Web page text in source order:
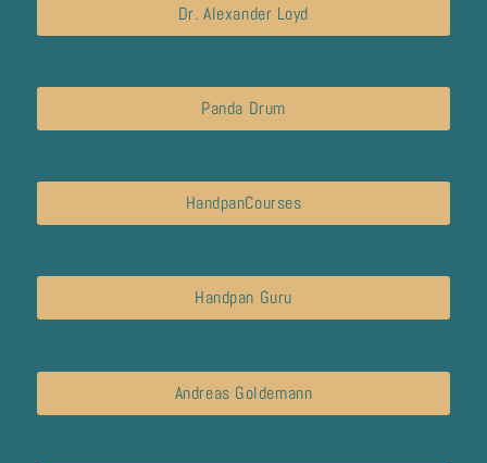
Dr. Alexander Loyd
Panda Drum
HandpanCourses
Handpan Guru
Andreas Goldemann